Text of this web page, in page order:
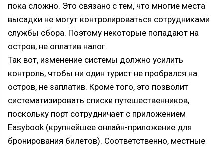
пока сложно. Это связано с тем, что многие места
высадки не могут контролироваться сотрудниками
службы сбора. Поэтому некоторые попадают на
остров, не оплатив налог.
Так вот, изменение системы должно усилить
контроль, чтобы ни один турист не пробрался на
остров, не заплатив. Кроме того, это позволит
систематизировать списки путешественников,
поскольку порт сотрудничает с приложением
Easybook (крупнейшее онлайн-приложение для
бронирования билетов). Соответственно, местные